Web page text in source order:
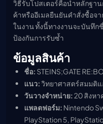
วิธีรับโปสเตอร์คือนำหลักฐาน
ค้าหรืออีเมลยืนยันคำสั่งซื้อจ
ในงาน ทั้งนี้ทางงานจะบันทึก
ป้องกันการรับซ้ำ
ข้อมูลสินค้า
ชื่อ: STEINS;GATE
แนว:วิทยาศาสตร์สมมติแ
วันวางจำหน่าย: 20 สิงหา
แพลตฟอร์ม: Nintendo
PlayStation 5,